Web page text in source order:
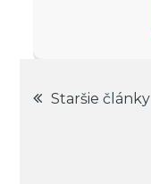
Navigácia
Staršie články